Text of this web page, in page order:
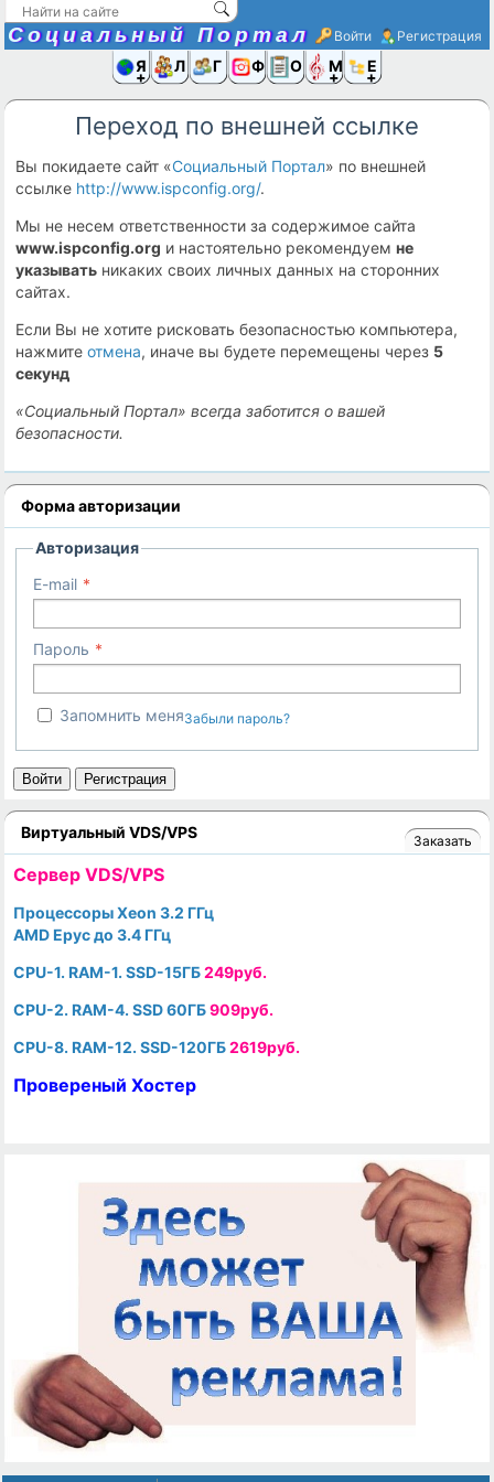
Социальный Портал Войти Регистрация
Я иЛюди
Группы
Фото Ещё
Переход по внешней ссылке
Вы покидаете сайт «Социальный Портал» по внешней
ссылке http://www.ispconfig.org/.
Мы не несем ответственности за содержимое сайта
www.ispconfig.org и настоятельно рекомендуемне
указывать никаких своих личных данных на сторонних
сайтах.
Если Вы не хотите рисковать безопасностью компьютера,
нажмитеотмена, иначе вы будете перемещены через 5
секунд
«Социальный Портал» всегда заботится о вашей
безопасности.
Форма авторизации
Авторизация
E-mail
Пароль
Запомнить меняЗабыли пароль?
Войти Регистрация
Виртуальный VDS/VPS Заказать
Cервер VDS/VPS
Процессоры Xeon 3.2 ГГц
AMD Epyc до 3.4 ГГц
CPU-1. RAM-1. SSD-15ГБ249руб.
CPU-2. RAM-4. SSD 60ГБ909руб.
CPU-8. RAM-12. SSD-120ГБ2619руб.
Провереный Хостер